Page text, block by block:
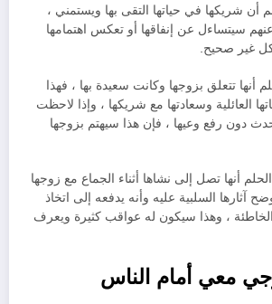
أن شريكها في حياتها التقى بها ويستمني ،
سيتساءل عن إنفاقها أو تعكس اهتمامها
غير صحيح.
أنها تتعلق بزوجها وكانت سعيدة بها ، فهذا
العائلية وسعادتها مع شريكها ، وإذا لاحظت
دون رفع وعيها ، فإن هذا سيهتم بزوجها
أنها تصل إلى نشاها أثناء الجماع مع زوجها
آثارها السلبية عليه وأنه يدفعه إلى اتخاذ
، وهذا سيكون له عواقب كثيرة ويعرف
معي أمام الناس